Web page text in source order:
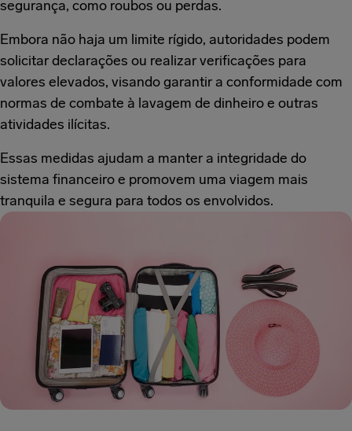
segurança, como roubos ou perdas.
Embora não haja um limite rígido, autoridades podem
solicitar declarações ou realizar verificações para
valores elevados, visando garantir a conformidade com
normas de combate à lavagem de dinheiro e outras
atividades ilícitas.
Essas medidas ajudam a manter a integridade do
sistema financeiro e promovem uma viagem mais
tranquila e segura para todos os envolvidos.